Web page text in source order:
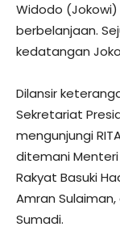
Widodo
berbelanjaan.
kedatangan
Dilansir
Sekretariat
mengunjungi
ditemani
Rakyat Basuki
Amran
Sumadi.